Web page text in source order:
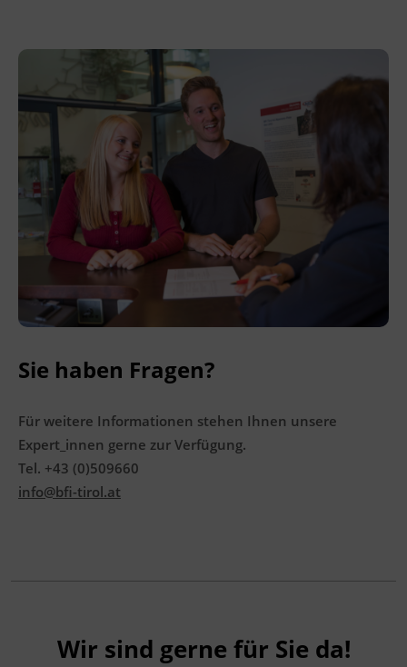
BFI Tirol Zertifikat
Abschlussinformation
Gemäß
§ 32a des Tiroler Kinderbildungs- und
Kinderbetreuungsgesetzes erfolgt der
positive Abschluss des Lehrgangs, wenn
folgende Voraussetzungen erfüllt wurden:
Mindestens 90% Anwesenheit in allen
Kursbereichen (Kompensationen sind in
Ausnahmefällen und nach Absprache
Nachweis von mindestens 200 Stunden
Positive Abschlussprüfung (mündlich
und schriftlich)
Die Abschlussprüfung setzt sich zusammen
aus
Planung, Durchführung, Dokumentation
Berufsbezogenes Fachgespräch
Sie haben Fragen?
Für weitere Informationen stehen Ihnen unsere
Expert_innen gerne zur Verfügung.
Tel. +43 (0)509660
info@bfi-tirol.at
Wir sind gerne für Sie da!